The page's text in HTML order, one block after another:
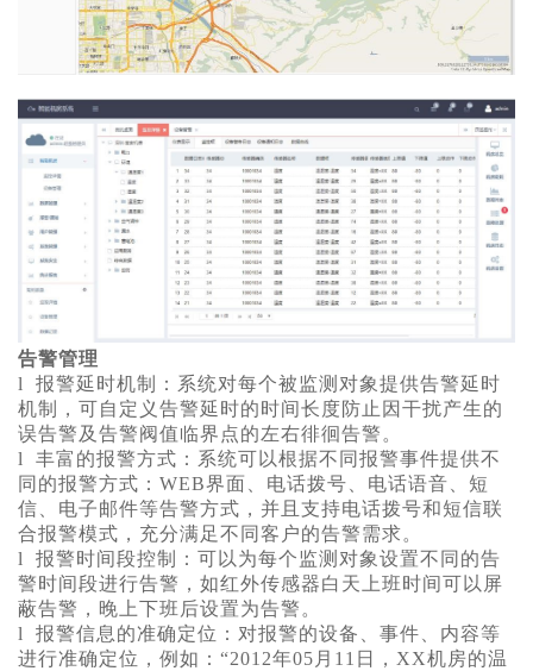
告警管理
l 报警延时机制：系统对每个被监测对象提供告警延时
机制，可自定义告警延时的时间长度防止因干扰产生的
误告警及告警阀值临界点的左右徘徊告警。
l 丰富的报警方式：系统可以根据不同报警事件提供不
同的报警方式：WEB界面、电话拨号、电话语音、短
信、电子邮件等告警方式，并且支持电话拨号和短信联
合报警模式，充分满足不同客户的告警需求。
l 报警时间段控制：可以为每个监测对象设置不同的告
警时间段进行告警，如红外传感器白天上班时间可以屏
蔽告警，晚上下班后设置为告警。
l 报警信息的准确定位：对报警的设备、事件、内容等
进行准确定位，例如：“2012年05月11日，XX机房的温